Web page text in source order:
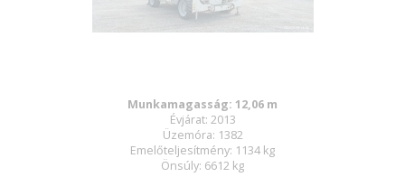
Munkamagasság: 12,06 m
Évjárat: 2013
Üzemóra: 1382
Emelőteljesítmény: 1134 kg
Önsúly: 6612 kg